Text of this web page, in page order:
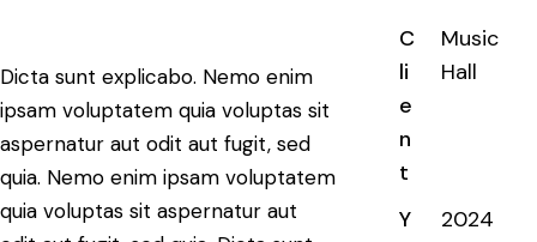
Dicta sunt explicabo. Nemo enim
ipsam voluptatem quia voluptas sit
aspernatur aut odit aut fugit, sed
quia. Nemo enim ipsam voluptatem
quia voluptas sit aspernatur aut
C
li
e
n
t
Music
Hall
Y
2024